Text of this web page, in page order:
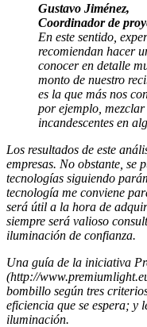
Gustavo Jiménez,
Coordinador de
En este sentido,
recomiendan hacer
conocer en detalle
monto de nuestro
es la que más nos
por ejemplo,
incandescentes en
Los resultados de este
empresas. No obstante, se
tecnologías siguiendo
tecnología me conviene
será útil a la hora de
siempre será valioso
iluminación de confianza.
Una guía de la iniciativa
(http://
bombillo según tres
eficiencia que se espera; y
iluminación.